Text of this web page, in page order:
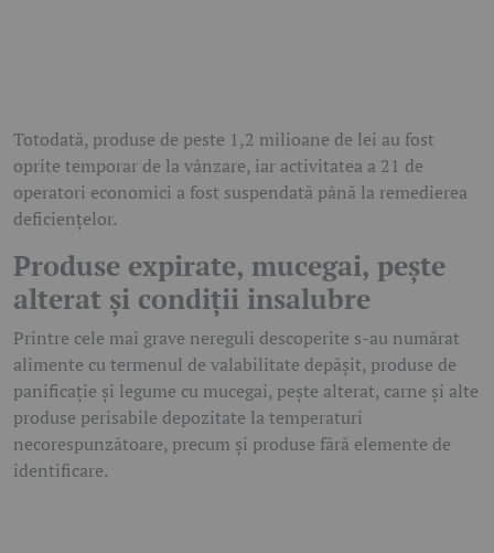
Totodată, produse de peste 1,2 milioane de lei au fost
oprite temporar de la vânzare, iar activitatea a 21 de
operatori economici a fost suspendată până la remedierea
deficiențelor.
Produse expirate, mucegai, pește
alterat și condiții insalubre
Printre cele mai grave nereguli descoperite s-au numărat
alimente cu termenul de valabilitate depășit, produse de
panificație și legume cu mucegai, pește alterat, carne și alte
produse perisabile depozitate la temperaturi
necorespunzătoare, precum și produse fără elemente de
identificare.